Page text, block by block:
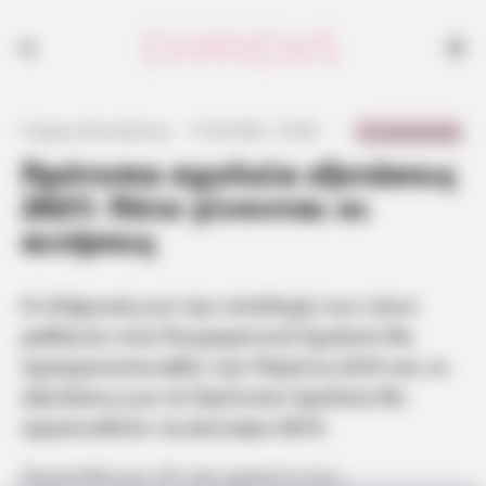
Πρότυπα σχολεία εξετάσεις
2021: Πότε γίνονται οι
αιτήσεις
Η κλήρωση για την υποδοχή των νέων
μαθητών στα Πειραματικά Σχολεία θα
Προστίθενται 50 νέα σχολεία που